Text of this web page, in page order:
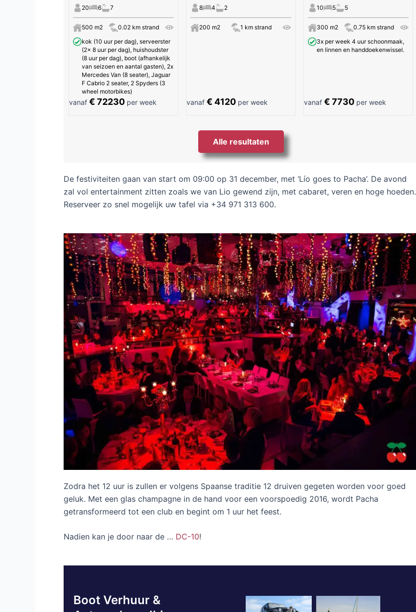
20 6 7
500 m2
0.02 km strand
kok (10 uur per dag), serveerster
(2x 8 uur per dag), huishoudster
(8 uur per dag), boot (afhankelijk
van seizoen en aantal gasten), 2x
Mercedes Van (8 seater), Jaguar
F Cabrio 2 seater, 2 Spyders (3
wheel motorbikes)
vanaf € 72230 per week
8 4 2
200 m2 1 km strand
vanaf € 4120 per week
10 5 5
300 m2
0.75 km strand
3x per week 4 uur schoonmaak,
en linnen en handdoekenwissel.
vanaf € 7730 per week
Alle resultaten
De festiviteiten gaan van start om 09:00 op 31 december, met ‘Lío goes to Pacha’. De avond
zal vol entertainment zitten zoals we van Lio gewend zijn, met cabaret, veren en hoge hoeden.
Reserveer zo snel mogelijk uw tafel via +34 971 313 600.
Zodra het 12 uur is zullen er volgens Spaanse traditie 12 druiven gegeten worden voor goed
geluk. Met een glas champagne in de hand voor een voorspoedig 2016, wordt Pacha
getransformeerd tot een club en begint om 1 uur het feest.
Nadien kan je door naar de … DC-10!
Boot Verhuur &